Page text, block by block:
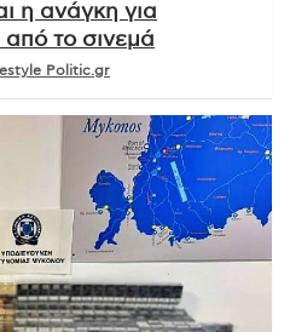
η ανάγκη για
το σινεμά
Politic.gr